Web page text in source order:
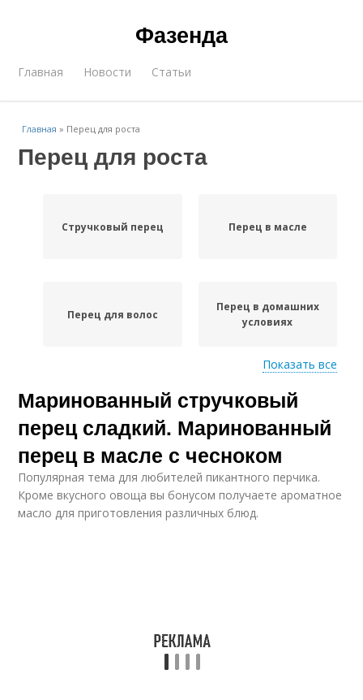
Фазенда
Главная Новости Статьи
Главная » Перец для роста
Перец для роста
Стручковый перец Перец в масле
Перец для волос
Перец в домашних
условиях
Маска для роста Перец для лечения
Перец от выпадения Сладкий перец
Показать все
Маринованный стручковый
перец сладкий. Маринованный
перец в масле с чесноком
Популярная тема для любителей пикантного перчика.
Кроме вкусного овоща вы бонусом получаете ароматное
масло для приготовления различных блюд.